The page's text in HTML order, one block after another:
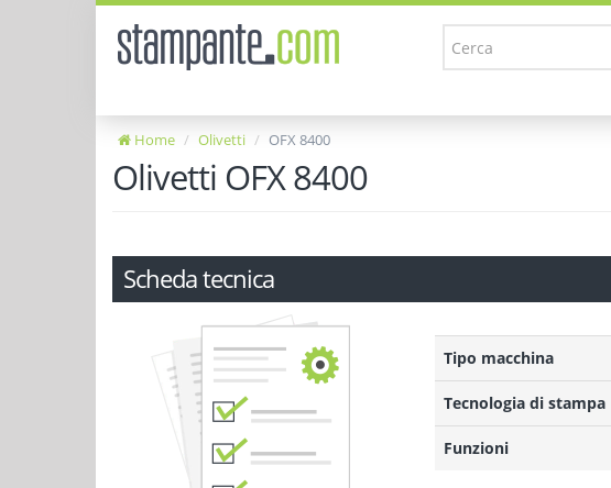
Home Olivetti OFX 8400
Olivetti OFX 8400
Scheda tecnica
Tipo macchina
Tecnologia di stampa
Funzioni